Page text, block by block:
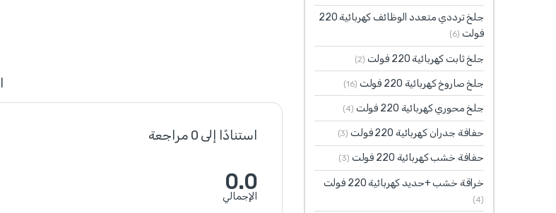
استنادًا إلى 0 مراجعة
0.0
الإجمالي
جلخ ترددي متعدد الوظائف كهربائية 220
فولت (6)
جلخ ثابت كهربائية 220 فولت (2)
جلخ صاروخ كهربائية 220 فولت (16)
جلخ محوري كهربائية 220 فولت (4)
حفافة جدران كهربائية 220 فولت (3)
حفافة خشب كهربائية 220 فولت (3)
خراقة خشب +حديد كهربائية 220 فولت
(4)